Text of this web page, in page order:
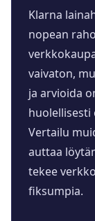
Klarna
nopean
vaivaton,
ja arvioida
huolellisesti
Vertailu
auttaa
tekee
fiksumpia.